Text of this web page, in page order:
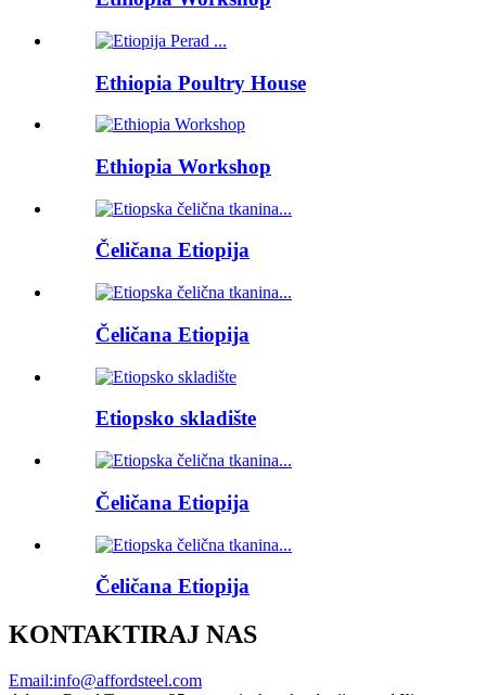
Ethiopia Poultry House
Ethiopia Workshop
Čeličana Etiopija
Čeličana Etiopija
Etiopsko skladište
Čeličana Etiopija
Čeličana Etiopija
KONTAKTIRAJ NAS
Email:info@affordsteel.com